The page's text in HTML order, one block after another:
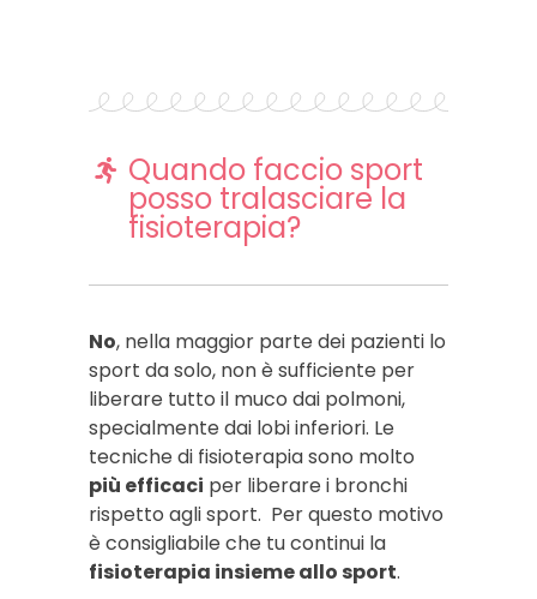
Quando faccio sport
posso tralasciare la
fisioterapia?
No, nella maggior parte dei pazienti lo
sport da solo, non è sufficiente per
liberare tutto il muco dai polmoni,
specialmente dai lobi inferiori. Le
tecniche di fisioterapia sono molto
più efficaci per liberare i bronchi
rispetto agli sport. Per questo motivo
è consigliabile che tu continui la
fisioterapia insieme allo sport.